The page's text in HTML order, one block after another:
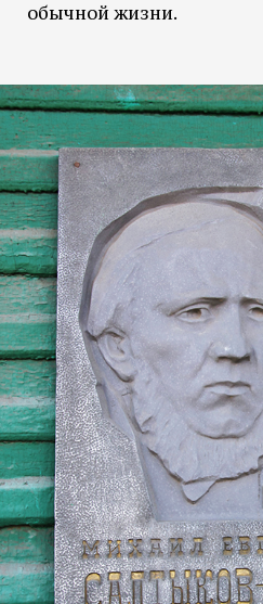
обычной жизни.